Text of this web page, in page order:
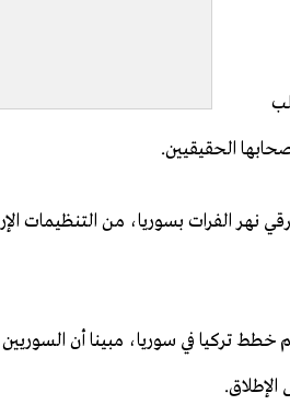
الحقيقيين.
نهر الفرات بسوريا، من التنظيمات
خطط تركيا في سوريا، مبينا أن
الإطلاق.